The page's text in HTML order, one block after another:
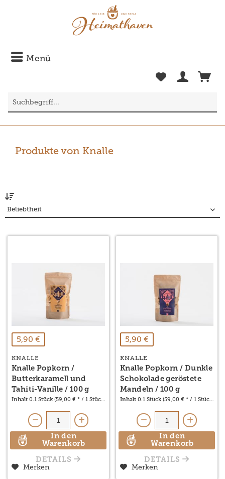
Menü
Produkte von Knalle
5,90 €
KNALLE
Knalle Popkorn /
Butterkaramell und
Tahiti-Vanille / 100 g
Inhalt 0.1 Stück (59,00 € * / 1 Stück)
In den
Warenkorb
DETAILS
Merken
5,90 €
KNALLE
Knalle Popkorn / Dunkle
Schokolade geröstete
Mandeln / 100 g
Inhalt 0.1 Stück (59,00 € * / 1 Stück)
In den
Warenkorb
DETAILS
Merken